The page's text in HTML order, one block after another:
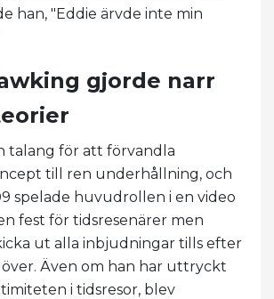
han, "Eddie ärvde inte min
gjorde narr
talang för att förvandla
till ren underhållning, och
spelade huvudrollen i en video
fest för tidsresenärer men
ut alla inbjudningar tills efter
Även om han har uttryckt
i tidsresor, blev